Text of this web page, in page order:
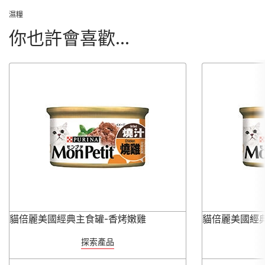
濕糧
你也許會喜歡...
貓倍麗美國經典主食罐-香烤嫩雞
探索產品
貓倍麗美國經